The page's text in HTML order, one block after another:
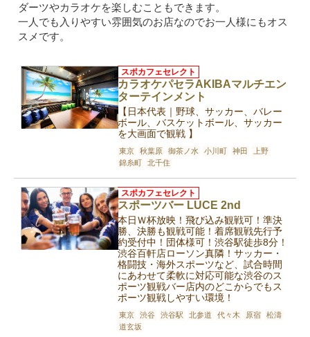
ダーツやカラオケを楽しむこともできます。
一人でも入りやすい雰囲気のお店なのでお一人様にもオス
スメです。
カラオケパセラAKIBAマルチエン
ターテインメント
スポカフェセレクト
【日本代表｜野球、サッカー、バレー
ボール、バスケットボール、サッカー
を大画面で観戦 】
東京 秋葉原 御茶ノ水 小川町 神田
上野
錦糸町
北千住
スポーツバー LUCE 2nd
スポカフェセレクト
本日Ｗ杯放映！飛び込み観戦可！準決
勝、決勝も観戦可能！着席観戦先行予
約受付中！団体様可！渋谷駅徒歩8分！
渋谷百軒店ローソン真隣！サッカー・
格闘技・海外スポーツなど、試合時間
にあわせて柔軟に対応可能な渋谷のス
ポーツ観戦バー店内のどこからでもス
ポーツ観戦しやすい環境！
東京 渋谷 渋谷駅 北参道 代々木 原宿
松濤
道玄坂